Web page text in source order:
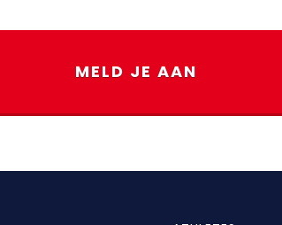
MELD JE AAN